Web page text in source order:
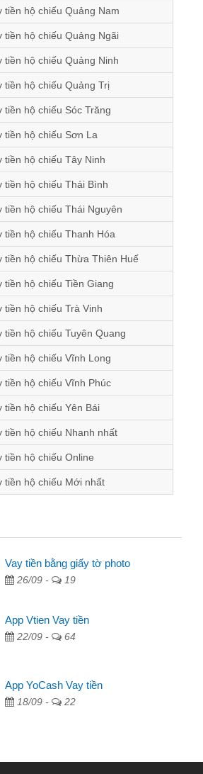
tiền hộ chiếu Quảng Nam
tiền hộ chiếu Quảng Ngãi
tiền hộ chiếu Quảng Ninh
tiền hộ chiếu Quảng Trị
tiền hộ chiếu Sóc Trăng
tiền hộ chiếu Sơn La
tiền hộ chiếu Tây Ninh
tiền hộ chiếu Thái Bình
tiền hộ chiếu Thái Nguyên
tiền hộ chiếu Thanh Hóa
tiền hộ chiếu Thừa Thiên Huế
tiền hộ chiếu Tiền Giang
tiền hộ chiếu Trà Vinh
tiền hộ chiếu Tuyên Quang
tiền hộ chiếu Vĩnh Long
tiền hộ chiếu Vĩnh Phúc
tiền hộ chiếu Yên Bái
tiền hộ chiếu Nhanh nhất
tiền hộ chiếu Online
tiền hộ chiếu Mới nhất
facebook. Tôi là
bạn bè, mà đọc
vay
cho vay. Trong khi
trong 1-2 ngày tôi trả
và nhanh chóng
Vay tiền bằng giấy tờ photo
26/09 - 19
App Vtien Vay tiền
22/09 - 64
App YoCash Vay tiền
18/09 - 22